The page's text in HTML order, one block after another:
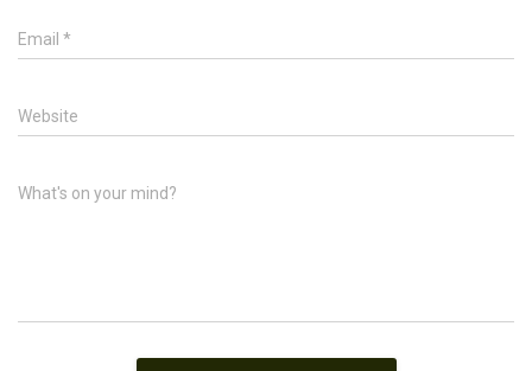
Email *
Website
What's on your mind?